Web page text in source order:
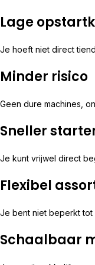
Lage
Je hoeft niet direct
Minder risico
Geen dure machines,
Sneller
Je kunt vrijwel direct
Flexibel
Je bent niet beperkt
Schaalbaar